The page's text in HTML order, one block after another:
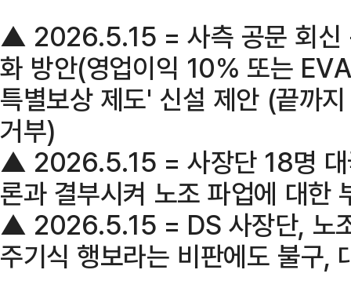
▲ 2026.5.15 = 사측 공문 회신
화 방안(영업이익 10% 또는
특별보상 제도' 신설 제안 (끝까
거부)
▲ 2026.5.15 = 사장단 18명 대
론과 결부시켜 노조 파업에 대한
▲ 2026.5.15 = DS 사장단, 노
주기식 행보라는 비판에도 불구,